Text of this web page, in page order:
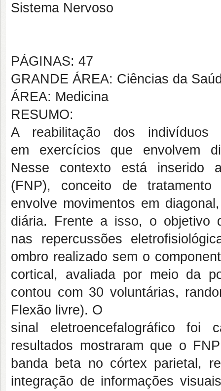
Sistema Nervoso
PÁGINAS: 47
GRANDE ÁREA: Ciências da
ÁREA: Medicina
RESUMO:
A reabilitação dos
em exercícios que envolvem
Nesse contexto está inserido
(FNP), conceito de tratamento
envolve movimentos em
diária. Frente a isso, o objetivo
nas repercussões
ombro realizado sem o
cortical, avaliada por meio da
contou com 30 voluntárias,
Flexão livre). O
sinal eletroencefalográfico
resultados mostraram que o
banda beta no córtex parietal,
integração de informações